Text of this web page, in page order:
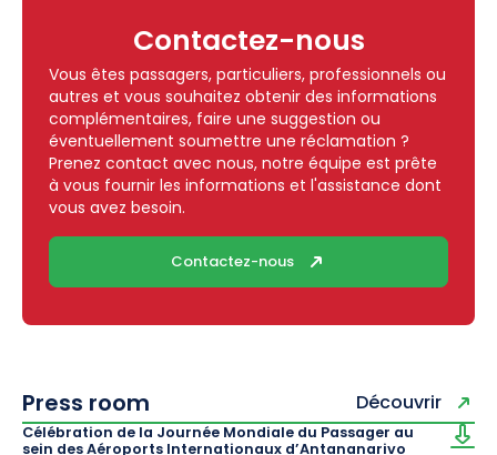
Contactez-nous
Vous êtes passagers, particuliers, professionnels ou
autres et vous souhaitez obtenir des informations
complémentaires, faire une suggestion ou
éventuellement soumettre une réclamation ?
Prenez contact avec nous, notre équipe est prête
à vous fournir les informations et l'assistance dont
vous avez besoin.
Contactez-nous
Press room Découvrir
Célébration de la Journée Mondiale du Passager au
sein des Aéroports Internationaux d’Antananarivo